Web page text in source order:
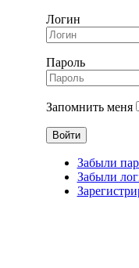
Логин
Пароль
Запомнить меня
Забыли
Забыли